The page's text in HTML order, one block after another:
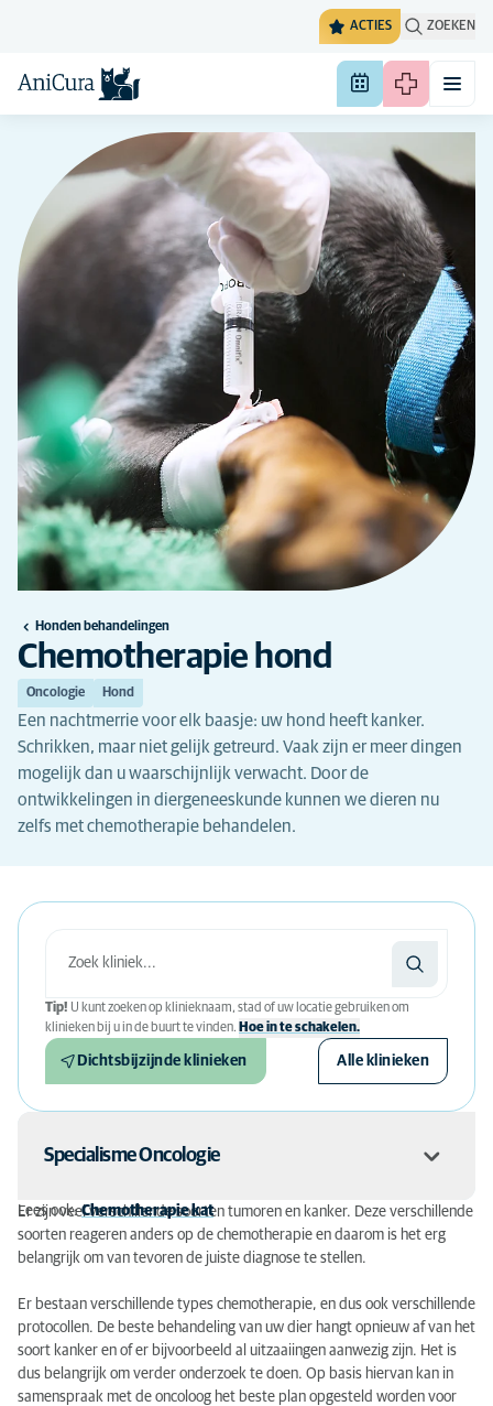
ACTIES ZOEKEN
Honden behandelingen
Chemotherapie hond
Oncologie Hond
Een nachtmerrie voor elk baasje: uw hond heeft kanker.
Schrikken, maar niet gelijk getreurd. Vaak zijn er meer dingen
mogelijk dan u waarschijnlijk verwacht. Door de
ontwikkelingen in diergeneeskunde kunnen we dieren nu
zelfs met chemotherapie behandelen.
Tip! U kunt zoeken op klinieknaam, stad of uw locatie gebruiken om
klinieken bij u in de buurt te vinden. Hoe in te schakelen.
Dichtsbijzijnde klinieken Alle klinieken
Specialisme Oncologie
Deze behandeling en/of aandoening valt (onder andere) onder
het diergeneeskundige deelgebiedOncologie. Wat houdt in de
Oncologie
De "European Board of Veterinary Specialists" ( ebvs.eu) kent
specialistische registraties toe aan afgestudeerde dierenarts-
specialisten.
Samenwerking
Vaak werkt een specialist in een bepaald diergeneeskundig
gebied samen met andere specialisten en experts. Als er
Lees ook:Chemotherapie kat
Er zijn veel verschillende soorten tumoren en kanker. Deze verschillende
soorten reageren anders op de chemotherapie en daarom is het erg
belangrijk om van tevoren de juiste diagnose te stellen.
Er bestaan verschillende types chemotherapie, en dus ook verschillende
protocollen. De beste behandeling van uw dier hangt opnieuw af van het
soort kanker en of er bijvoorbeeld al uitzaaiingen aanwezig zijn. Het is
dus belangrijk om verder onderzoek te doen. Op basis hiervan kan in
samenspraak met de oncoloog het beste plan opgesteld worden voor